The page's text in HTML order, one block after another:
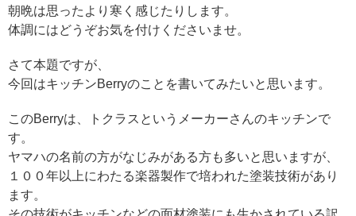
朝晩は思ったより寒く感じたりします。
体調にはどうぞお気を付けくださいませ。
さて本題ですが、
今回はキッチンBerryのことを書いてみたいと思います。
このBerryは、トクラスというメーカーさんのキッチンで
す。
ヤマハの名前の方がなじみがある方も多いと思いますが、
１００年以上にわたる楽器製作で培われた塗装技術があり
ます。